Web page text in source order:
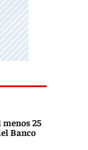
25
Banco